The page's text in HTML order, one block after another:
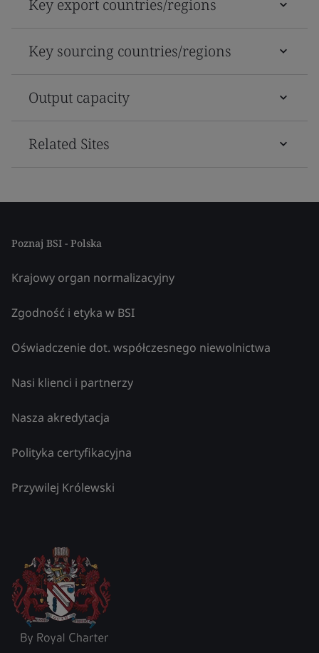
Key export countries/regions
Key sourcing countries/regions
Output capacity
Related Sites
Poznaj BSI - Polska
Krajowy organ normalizacyjny
Zgodność i etyka w BSI
Oświadczenie dot. współczesnego niewolnictwa
Nasi klienci i partnerzy
Nasza akredytacja
Polityka certyfikacyjna
Przywilej Królewski